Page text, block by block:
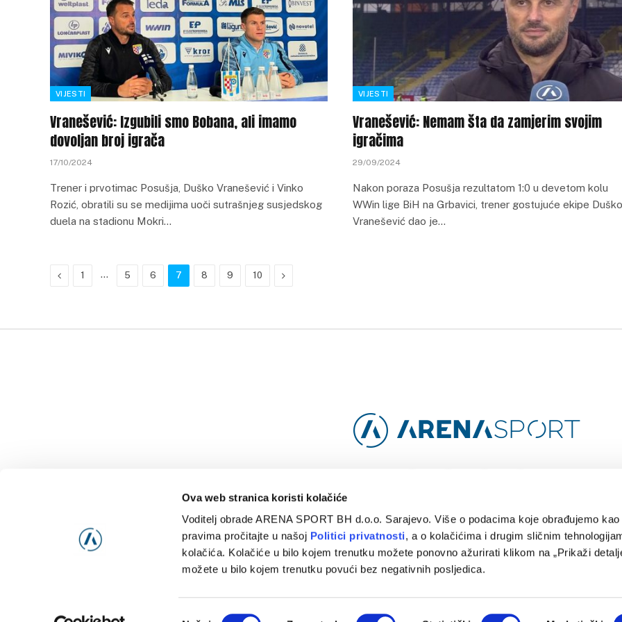
Ova web stranica koristi kolačiće
Voditelj obrade ARENA SPORT BH d.o.o. Sarajevo. Više o podacima koje obrađujemo
pravima pročitajte u našoj Politici privatnosti, a o kolačićima i drugim sličnim
kolačića. Kolačiće u bilo kojem trenutku možete ponovno ažurirati klikom na „Prikaži
možete u bilo kojem trenutku povući bez negativnih posljedica.
VIJESTI
Vranešević: Izgubili smo Bobana, ali imamo
dovoljan broj igrača
17/10/2024
Trener i prvotimac Posušja, Duško Vranešević i Vinko
Rozić, obratili su se medijima uoči sutrašnjeg susjedskog
duela na stadionu Mokri…
VIJESTI
Vranešević: Nemam šta da zamjerim svojim
igračima
29/09/2024
Nakon poraza Posušja rezultatom 1:0 u devetom kolu
WWin lige BiH na Grbavici, trener gostujuće ekipe Duško
Vranešević dao je…
Previous
1 … 5 6 7 8 9 10 Next
NAJNOVIJE POLITIKA PRIVATNOSTI
© 2024 Arena Sport. Designed by